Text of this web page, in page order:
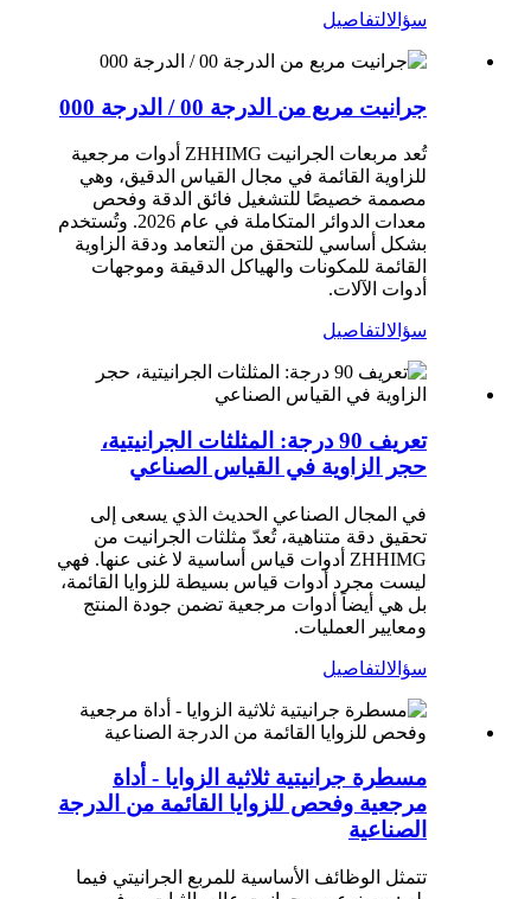
سؤالالتفاصيل
جرانيت مربع من الدرجة 00 / الدرجة 000
تُعد مربعات الجرانيت ZHHIMG أدوات مرجعية
للزاوية القائمة في مجال القياس الدقيق، وهي
مصممة خصيصًا للتشغيل فائق الدقة وفحص
معدات الدوائر المتكاملة في عام 2026. وتُستخدم
بشكل أساسي للتحقق من التعامد ودقة الزاوية
القائمة للمكونات والهياكل الدقيقة وموجهات
أدوات الآلات.
سؤالالتفاصيل
تعريف 90 درجة: المثلثات الجرانيتية،
حجر الزاوية في القياس الصناعي
في المجال الصناعي الحديث الذي يسعى إلى
تحقيق دقة متناهية، تُعدّ مثلثات الجرانيت من
ZHHIMG أدوات قياس أساسية لا غنى عنها. فهي
ليست مجرد أدوات قياس بسيطة للزوايا القائمة،
بل هي أيضاً أدوات مرجعية تضمن جودة المنتج
ومعايير العمليات.
سؤالالتفاصيل
مسطرة جرانيتية ثلاثية الزوايا - أداة
مرجعية وفحص للزوايا القائمة من الدرجة
الصناعية
تتمثل الوظائف الأساسية للمربع الجرانيتي فيما